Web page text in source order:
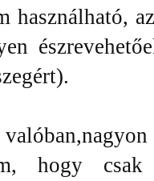
használható,
hogy csak